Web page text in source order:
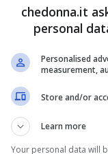
la sigla
accesa su
parla.
È un
chedonna.it
personal
Personalised
measurement,
Store and/or
Learn more
Your personal data will